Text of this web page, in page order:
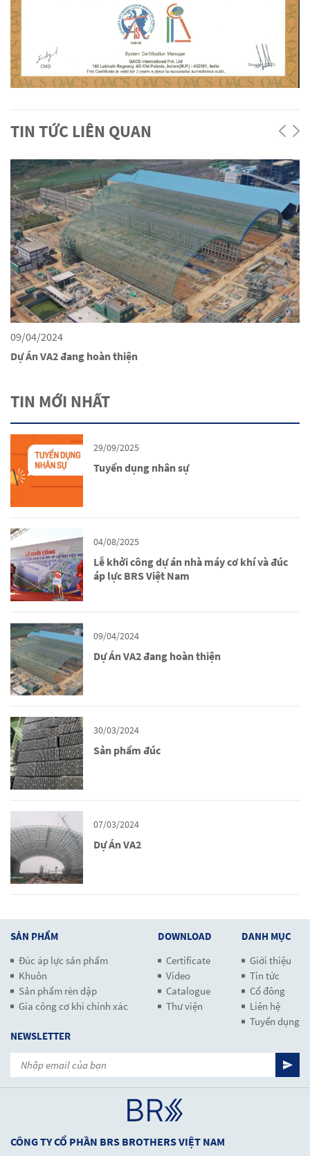
TIN TỨC LIÊN QUAN
09/04/2024
Dự Án VA2 đang hoàn thiện
TIN MỚI NHẤT
29/09/2025
Tuyển dụng nhân sự
04/08/2025
Lễ khởi công dự án nhà máy cơ khí và đúc
áp lực BRS Việt Nam
09/04/2024
Dự Án VA2 đang hoàn thiện
30/03/2024
Sản phẩm đúc
07/03/2024
Dự Án VA2
SẢN PHẨM
Đúc áp lực sản phẩm
Khuôn
Sản phẩm rèn dập
Gia công cơ khí chính xác
DOWNLOAD
Certificate
Video
Catalogue
Thư viện
DANH MỤC
Giới thiệu
Tin tức
Cổ đông
Liên hệ
Tuyển dụng
NEWSLETTER
CÔNG TY CỔ PHẦN BRS BROTHERS VIỆT NAM